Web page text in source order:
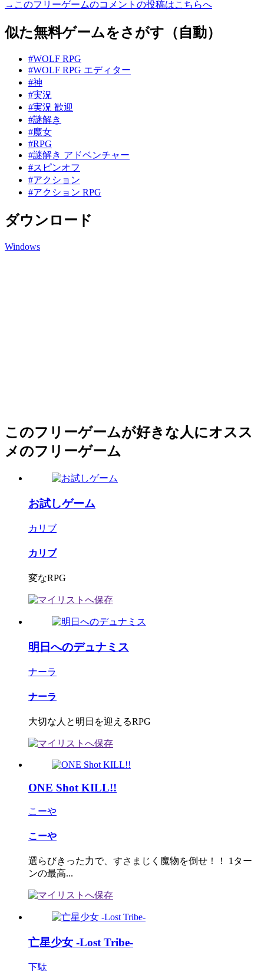
→このフリーゲームのコメントの投稿はこちらへ
似た無料ゲームをさがす（自動）
#WOLF RPG
#WOLF RPG エディター
#神
#実況
#実況 歓迎
#謎解き
#魔女
#RPG
#謎解き アドベンチャー
#スピンオフ
#アクション
#アクション RPG
ダウンロード
Windows
このフリーゲームが好きな人にオスス
メのフリーゲーム
お試しゲーム
カリブ
カリブ
変なRPG
明日へのデュナミス
ナーラ
ナーラ
大切な人と明日を迎えるRPG
ONE Shot KILL!!
こーや
こーや
選らびきった力で、すさまじく魔物を倒せ！！ 1ター
ンの最高...
亡星少女 -Lost Tribe-
下駄